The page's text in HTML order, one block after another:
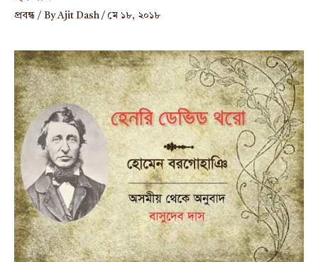
প্রবন্ধ / ByAjit Dash / মে ১৮, ২০১৮